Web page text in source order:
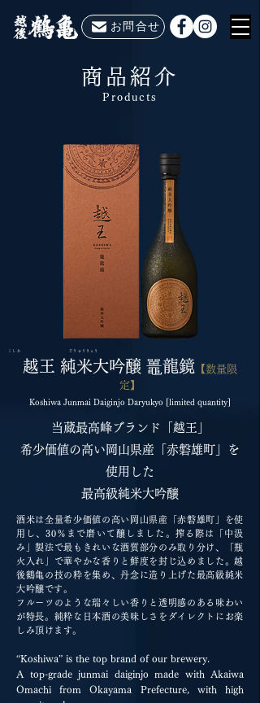
お問合せ
商品紹介
Products
しわ だりゅうきょう
越王 純米大吟醸 鼉龍鏡 【数量限
定】
Koshiwa Junmai Daiginjo Daryukyo [limited quantity]
当蔵最高峰ブランド「越王」
希少価値の高い岡山県産「赤磐雄町」を
使用した
最高級純米大吟醸
酒米は全量希少価値の高い岡山県産「赤磐雄町」を使
用し、30％まで磨いて醸しました。搾る際は「中汲
み」製法で最もきれいな酒質部分のみ取り分け、「瓶
火入れ」で華やかな香りと鮮度を封じ込めました。越
後鶴亀の技の粋を集め、丹念に造り上げた最高級純米
大吟醸です。
フルーツのような瑞々しい香りと透明感のある味わい
が特長。純粋な日本酒の美味しさをダイレクトにお楽
しみ頂けます。
“Koshiwa” is the top brand of our brewery.
A top-grade junmai daiginjo made with Akaiwa
Omachi from Okayama Prefecture, with high